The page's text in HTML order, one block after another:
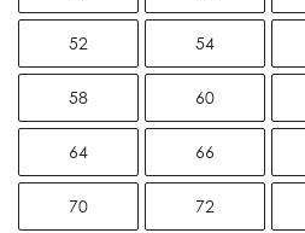
52 54
58 60
64 66
70 72